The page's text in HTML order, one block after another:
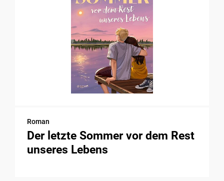
Roman
Der letzte Sommer vor dem Rest
unseres Lebens